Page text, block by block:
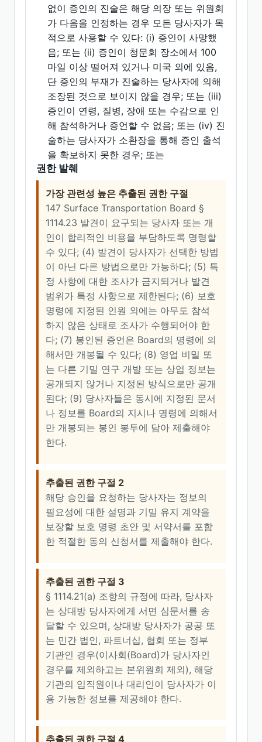
없이 증인의 진술은 해당 의장 또는 위원회
가 다음을 인정하는 경우 모든 당사자가 목
적으로 사용할 수 있다: (i) 증인이 사망했
음; 또는 (ii) 증인이 청문회 장소에서 100
마일 이상 떨어져 있거나 미국 외에 있음,
단 증인의 부재가 진술하는 당사자에 의해
조장된 것으로 보이지 않을 경우; 또는 (iii)
증인이 연령, 질병, 장애 또는 수감으로 인
해 참석하거나 증언할 수 없음; 또는 (iv) 진
술하는 당사자가 소환장을 통해 증인 출석
을 확보하지 못한 경우; 또는
권한 발췌
가장 관련성 높은 추출된 권한 구절
147 Surface Transportation Board §
1114.23 발견이 요구되는 당사자 또는 개
인이 합리적인 비용을 부담하도록 명령할
수 있다; (4) 발견이 당사자가 선택한 방법
이 아닌 다른 방법으로만 가능하다; (5) 특
정 사항에 대한 조사가 금지되거나 발견
범위가 특정 사항으로 제한된다; (6) 보호
명령에 지정된 인원 외에는 아무도 참석
하지 않은 상태로 조사가 수행되어야 한
다; (7) 봉인된 증언은 Board의 명령에 의
해서만 개봉될 수 있다; (8) 영업 비밀 또
는 다른 기밀 연구 개발 또는 상업 정보는
공개되지 않거나 지정된 방식으로만 공개
된다; (9) 당사자들은 동시에 지정된 문서
나 정보를 Board의 지시나 명령에 의해서
만 개봉되는 봉인 봉투에 담아 제출해야
한다.
추출된 권한 구절 2
해당 승인을 요청하는 당사자는 정보의
필요성에 대한 설명과 기밀 유지 계약을
보장할 보호 명령 초안 및 서약서를 포함
한 적절한 동의 신청서를 제출해야 한다.
추출된 권한 구절 3
§ 1114.21(a) 조항의 규정에 따라, 당사자
는 상대방 당사자에게 서면 심문서를 송
달할 수 있으며, 상대방 당사자가 공공 또
는 민간 법인, 파트너십, 협회 또는 정부
기관인 경우(이사회(Board)가 당사자인
경우를 제외하고는 본위원회 제외), 해당
기관의 임직원이나 대리인이 당사자가 이
용 가능한 정보를 제공해야 한다.
추출된 권한 구절 4